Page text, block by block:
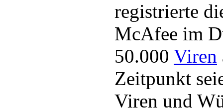
registrierte
McAfee im
50.000 Viren
Zeitpunkt
Viren und